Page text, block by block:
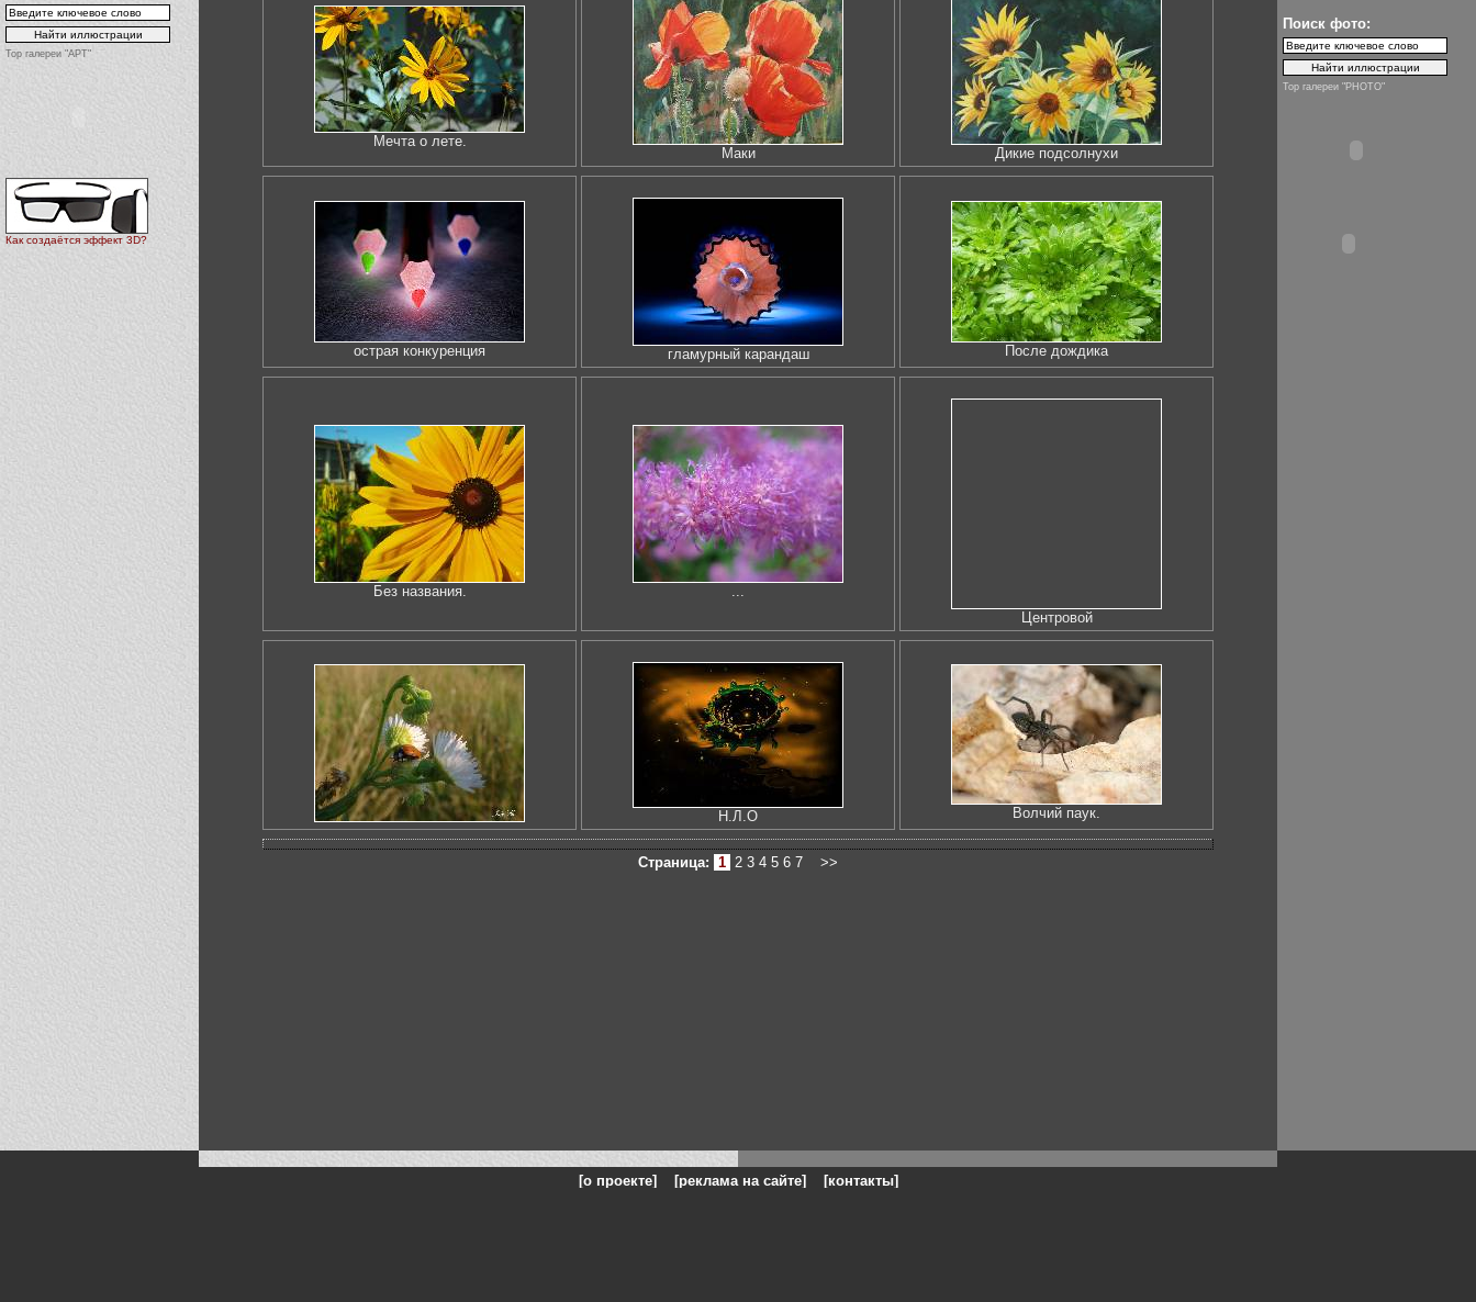
Top галереи "АРТ"
Как создаётся эффект 3D?
Мечта о лете.
Маки Дикие подсолнухи
острая конкуренция гламурный карандаш После дождика
Без названия.
...
Центровой
Н.Л.О Волчий паук.
Страница: 1 2 3 4 5 6 7 >>
Поиск фото:
Top галереи "PHOTO"
[о проекте] [реклама на сайте] [контакты]